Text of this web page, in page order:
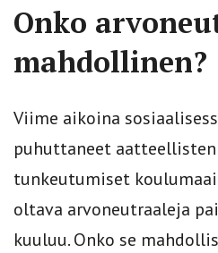
Onko
mahdollinen?
Viime aikoina
puhuttaneet
tunkeutumiset
oltava arvoneutraaleja
kuuluu. Onko se